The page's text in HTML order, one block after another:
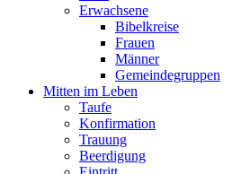
Erwachsene
Bibelkreise
Frauen
Männer
Gemeindegruppen
Mitten im Leben
Taufe
Konfirmation
Trauung
Beerdigung